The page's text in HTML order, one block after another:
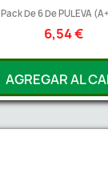
Pack De 6 De PULEVA
6,54 €
AGREGAR AL